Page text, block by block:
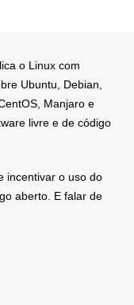
o Linux com
Ubuntu, Debian,
Manjaro e
livre e de código
incentivar o uso do
aberto. E falar de